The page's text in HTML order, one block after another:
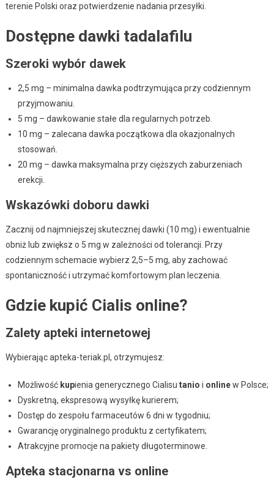
terenie Polski oraz potwierdzenie nadania przesyłki.
Dostępne dawki tadalafilu
Szeroki wybór dawek
2,5 mg – minimalna dawka podtrzymująca przy codziennym
przyjmowaniu.
5 mg – dawkowanie stałe dla regularnych potrzeb.
10 mg – zalecana dawka początkowa dla okazjonalnych
stosowań.
20 mg – dawka maksymalna przy cięższych zaburzeniach
erekcji.
Wskazówki doboru dawki
Zacznij od najmniejszej skutecznej dawki (10 mg) i ewentualnie
obniż lub zwiększ o 5 mg w zależności od tolerancji. Przy
codziennym schemacie wybierz 2,5–5 mg, aby zachować
spontaniczność i utrzymać komfortowym plan leczenia.
Gdzie kupić Cialis online?
Zalety apteki internetowej
Wybierając apteka-teriak.pl, otrzymujesz:
Możliwość kupienia generycznego Cialisu tanio i onlinew Polsce;
Dyskretną, ekspresową wysyłkę kurierem;
Dostęp do zespołu farmaceutów 6 dni w tygodniu;
Gwarancję oryginalnego produktu z certyfikatem;
Atrakcyjne promocje na pakiety długoterminowe.
Apteka stacjonarna vs online